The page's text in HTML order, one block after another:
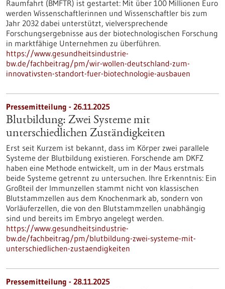
Raumfahrt (BMFTR) ist gestartet: Mit über 100 Millionen Euro
werden Wissenschaftlerinnen und Wissenschaftler bis zum
Jahr 2032 dabei unterstützt, vielversprechende
Forschungsergebnisse aus der biotechnologischen Forschung
in marktfähige Unternehmen zu überführen.
https://www.gesundheitsindustrie-
bw.de/fachbeitrag/pm/wir-wollen-deutschland-zum-
innovativsten-standort-fuer-biotechnologie-ausbauen
Pressemitteilung - 26.11.2025
Blutbildung: Zwei Systeme mit
unterschiedlichen Zuständigkeiten
Erst seit Kurzem ist bekannt, dass im Körper zwei parallele
Systeme der Blutbildung existieren. Forschende am DKFZ
haben eine Methode entwickelt, um in der Maus erstmals
beide Systeme getrennt zu untersuchen. Ihre Erkenntnis: Ein
Großteil der Immunzellen stammt nicht von klassischen
Blutstammzellen aus dem Knochenmark ab, sondern von
Vorläuferzellen, die von den Blutstammzellen unabhängig
sind und bereits im Embryo angelegt werden.
https://www.gesundheitsindustrie-
bw.de/fachbeitrag/pm/blutbildung-zwei-systeme-mit-
unterschiedlichen-zustaendigkeiten
Pressemitteilung - 28.11.2025